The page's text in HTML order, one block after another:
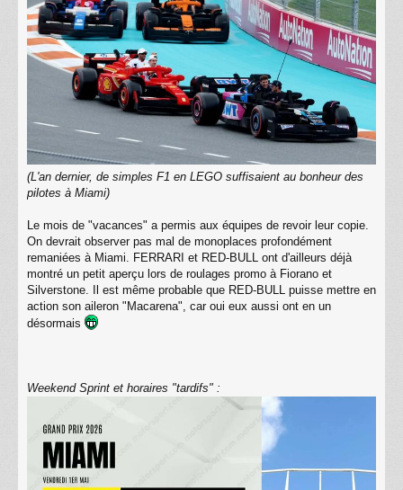
(L'an dernier, de simples F1 en LEGO suffisaient au bonheur des
pilotes à Miami)
Le mois de "vacances" a permis aux équipes de revoir leur copie.
On devrait observer pas mal de monoplaces profondément
remaniées à Miami. FERRARI et RED-BULL ont d'ailleurs déjà
montré un petit aperçu lors de roulages promo à Fiorano et
Silverstone. Il est même probable que RED-BULL puisse mettre en
action son aileron "Macarena", car oui eux aussi ont en un
désormais
Weekend Sprint et horaires "tardifs" :